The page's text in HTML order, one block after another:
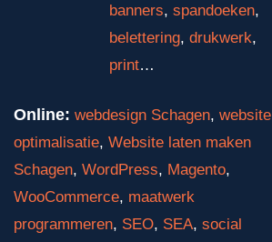
banners, spandoeken,
belettering, drukwerk,
print…
Online: webdesign Schagen, website
optimalisatie, Website laten maken
Schagen, WordPress, Magento,
WooCommerce, maatwerk
programmeren, SEO, SEA, social